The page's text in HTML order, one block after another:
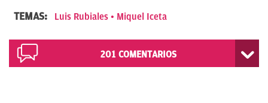
TEMAS: Luis Rubiales Miquel Iceta
201 COMENTARIOS